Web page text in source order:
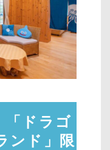
「ドラゴ
ンド」限